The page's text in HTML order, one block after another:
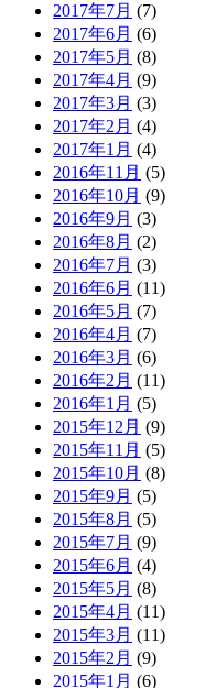
2017年7月 (7)
2017年6月 (6)
2017年5月 (8)
2017年4月 (9)
2017年3月 (3)
2017年2月 (4)
2017年1月 (4)
2016年11月 (5)
2016年10月 (9)
2016年9月 (3)
2016年8月 (2)
2016年7月 (3)
2016年6月 (11)
2016年5月 (7)
2016年4月 (7)
2016年3月 (6)
2016年2月 (11)
2016年1月 (5)
2015年12月 (9)
2015年11月 (5)
2015年10月 (8)
2015年9月 (5)
2015年8月 (5)
2015年7月 (9)
2015年6月 (4)
2015年5月 (8)
2015年4月 (11)
2015年3月 (11)
2015年2月 (9)
2015年1月 (6)